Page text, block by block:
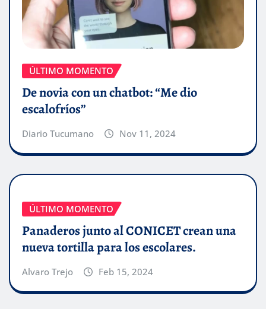
ÚLTIMO MOMENTO
De novia con un chatbot: “Me dio
escalofríos”
Diario Tucumano Nov 11, 2024
ÚLTIMO MOMENTO
Panaderos junto al CONICET crean una
nueva tortilla para los escolares.
Alvaro Trejo Feb 15, 2024